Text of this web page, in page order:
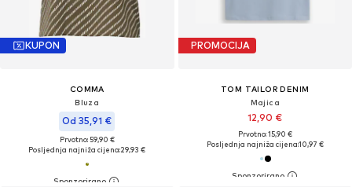
KUPON
COMMA
Bluza
Od 35,91 €
Prvotno: 59,90 €
Posljednja najniža cijena:29,93 €
PROMOCIJA
TOM TAILOR DENIM
Majica
12,90 €
Prvotno: 15,90 €
Posljednja najniža cijena:10,97 €